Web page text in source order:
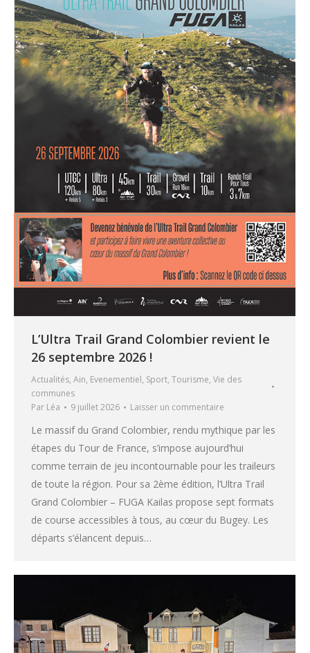
L’Ultra Trail Grand Colombier revient le
26 septembre 2026 !
Actualités, Ain, Evenementiel, Sport, Tourisme, Vie des
communes
Par Léa 9 juillet 2026 Laisser un commentaire
Le massif du Grand Colombier, rendu mythique par les
étapes du Tour de France, s’impose aujourd’hui
comme terrain de jeu incontournable pour les traileurs
de toute la région. Pour sa 2ème édition, l’Ultra Trail
Grand Colombier – FUGA Kailas propose sept formats
de course accessibles à tous, au cœur du Bugey. Les
départs s’élancent depuis…